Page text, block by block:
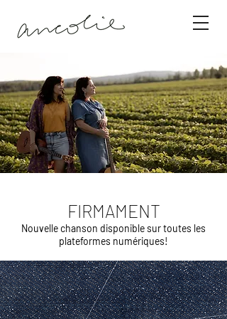
FIRMAMENT
Nouvelle chanson disponible sur toutes les
plateformes numériques!